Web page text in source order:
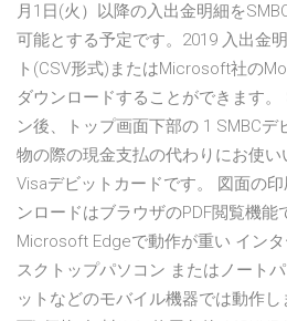
月1日(火）以降の入出金明細を
可能とする予定です。2019 入出金
ト(CSV形式)またはMicrosoft社の
ダウンロードすることができます。
ン後、トップ画面下部の 1 SMBC
物の際の現金支払の代わりにお使
Visaデビットカードです。 図面の
ンロードはブラウザのPDF閲覧機能
Microsoft Edgeで動作が重い イン
スクトップパソコン またはノート
ットなどのモバイル機器では動作